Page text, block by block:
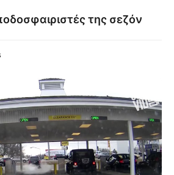
της σεζόν